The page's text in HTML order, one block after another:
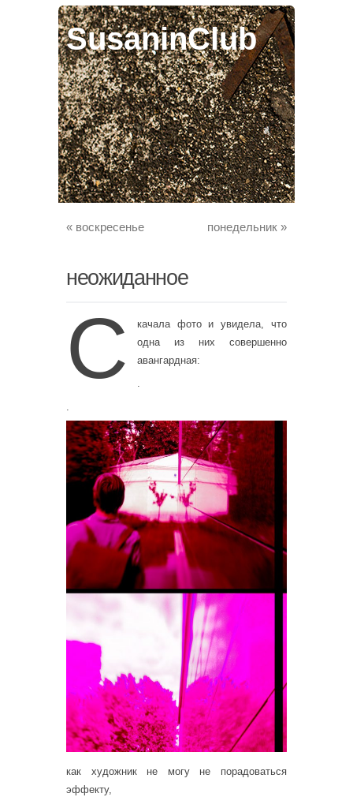
SusaninClub
« воскресенье понедельник »
неожиданное
с
качала фото и увидела, что
одна из них совершенно
авангардная:
.
как художник не могу не порадоваться
эффекту,